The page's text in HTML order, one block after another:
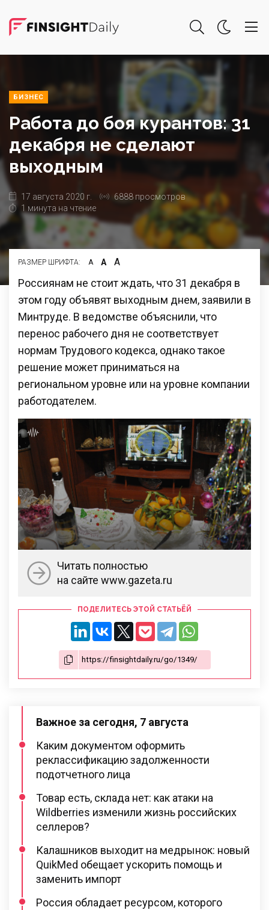
БИЗНЕС
Работа до боя курантов: 31
декабря не сделают
выходным
17 августа 2020 г.
6888 просмотров
1 минута на чтение
РАЗМЕР ШРИФТА: А А А
Россиянам не стоит ждать, что 31 декабря в
этом году объявят выходным днем, заявили в
Минтруде. В ведомстве объяснили, что
перенос рабочего дня не соответствует
нормам Трудового кодекса, однако такое
решение может приниматься на
региональном уровне или на уровне компании
работодателем.
Читать полностью
на сайте www.gazeta.ru
ПОДЕЛИТЕСЬ ЭТОЙ СТАТЬЁЙ
Важное за сегодня, 7 августа
Каким документом оформить
реклассификацию задолженности
подотчетного лица
Товар есть, склада нет: как атаки на
Wildberries изменили жизнь российских
селлеров?
Калашников выходит на медрынок: новый
QuikMed обещает ускорить помощь и
заменить импорт
Россия обладает ресурсом, которого